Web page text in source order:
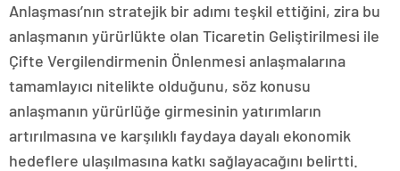
Anlaşması’nın stratejik bir adımı teşkil ettiğini, zira bu
anlaşmanın yürürlükte olan Ticaretin Geliştirilmesi ile
Çifte Vergilendirmenin Önlenmesi anlaşmalarına
tamamlayıcı nitelikte olduğunu, söz konusu
anlaşmanın yürürlüğe girmesinin yatırımların
artırılmasına ve karşılıklı faydaya dayalı ekonomik
hedeflere ulaşılmasına katkı sağlayacağını belirtti.